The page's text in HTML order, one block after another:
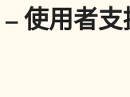
使用者